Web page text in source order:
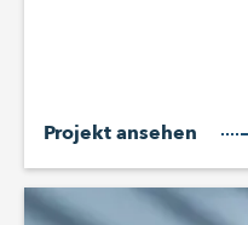
Projekt ansehen